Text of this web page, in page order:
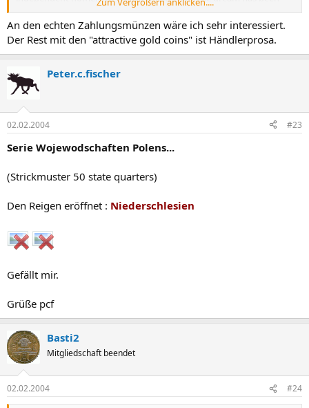
thwarted. An independent Kurdistan was promised after World War
I, however instead their land was divided between Turkey and Iraq.
After the First Gulf War in 1991 the Kurds in Iraq were granted a
large degree of autonomy under the United Nations. They even
Dinar.
...
A significant portion of the authorized mintages of the 1 and 10
Dinars are actually being distributed in Iraqi held portions of
Kurdistan. The 100 and 1000 Dinars are Proof-only issues, so are not
expected to circulate.
An den echten Zahlungsmünzen wäre ich sehr interessiert.
Der Rest mit den "attractive gold coins" ist Händlerprosa.
Peter.c.fischer
02.02.2004 #23
Serie Wojewodschaften Polens...
(Strickmuster 50 state quarters)
Den Reigen eröffnet : Niederschlesien
Gefällt mir.
Grüße pcf
Basti2
Mitgliedschaft beendet
02.02.2004 #24